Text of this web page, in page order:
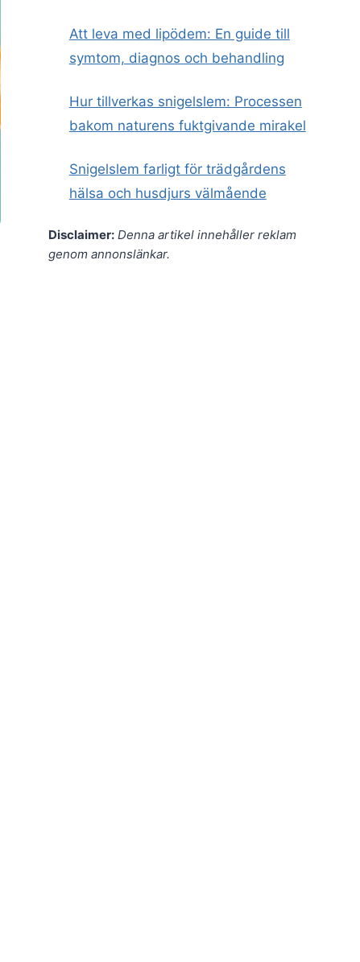
Att leva med lipödem: En guide till
symtom, diagnos och behandling
Hur tillverkas snigelslem: Processen
bakom naturens fuktgivande mirakel
Snigelslem farligt för trädgårdens
hälsa och husdjurs välmående
Disclaimer: Denna artikel innehåller reklam
genom annonslänkar.